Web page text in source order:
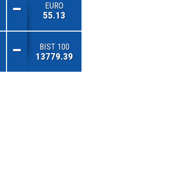
EURO
55.13
BIST 100
13779.39